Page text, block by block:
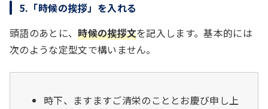
5.「時候の挨拶」を入れる
頭語のあとに、時候の挨拶文を記入します。基本的には
次のような定型文で構いません。
時下、ますますご清栄のこととお慶び申し上